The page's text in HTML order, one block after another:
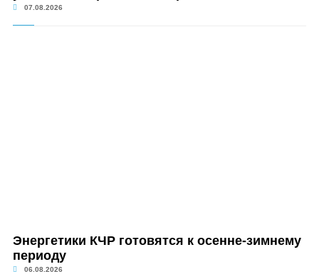
07.08.2026
Энергетики КЧР готовятся к осенне-зимнему
периоду
06.08.2026